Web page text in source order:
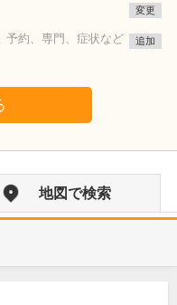
変更
予約、専門、症状など
追加
地図で検索